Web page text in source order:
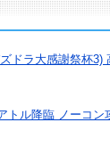
ドラ大感謝祭杯3)
トル降臨 ノーコ